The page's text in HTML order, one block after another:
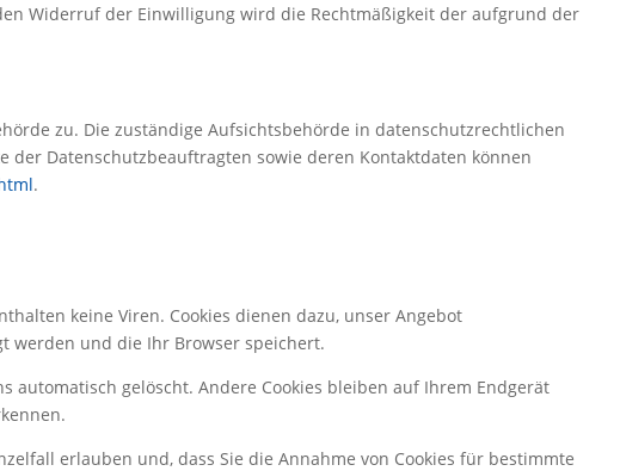
Widerruf der Einwilligung wird die Rechtmäßigkeit der aufgrund der
zu. Die zuständige Aufsichtsbehörde in datenschutzrechtlichen
der Datenschutzbeauftragten sowie deren Kontaktdaten können
.
keine Viren. Cookies dienen dazu, unser Angebot
werden und die Ihr Browser speichert.
automatisch gelöscht. Andere Cookies bleiben auf Ihrem Endgerät
erlauben und, dass Sie die Annahme von Cookies für bestimmte